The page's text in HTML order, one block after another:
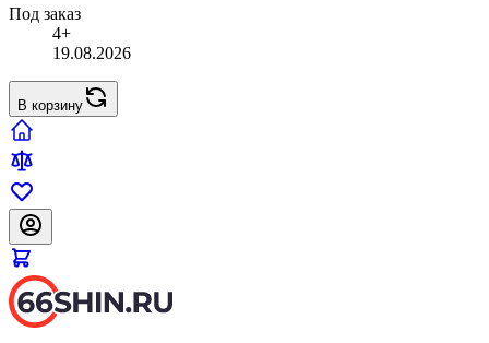
Под заказ
4+
19.08.2026
В корзину